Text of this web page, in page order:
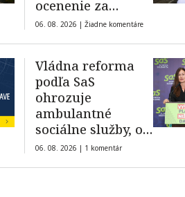
ocenenie za
slobodu tlače
06. 08. 2026 | Žiadne komentáre
Vládna reforma
podľa SaS
ohrozuje
ambulantné
sociálne služby, od
januára hrozí ich
06. 08. 2026 | 1 komentár